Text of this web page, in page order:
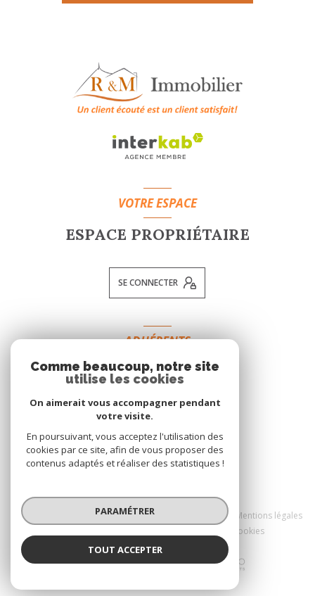
VOTRE ESPACE
ESPACE PROPRIÉTAIRE
SE CONNECTER
ADHÉRENTS
NOUS ADHÉRONS
Nos honoraires
Nos partenaires
Mentions légales
Cookies
Réalisé par :
Comme beaucoup, notre site
utilise les cookies
On aimerait vous accompagner pendant
votre visite.
En poursuivant, vous acceptez l'utilisation des
cookies par ce site, afin de vous proposer des
contenus adaptés et réaliser des statistiques !
PARAMÉTRER
TOUT ACCEPTER